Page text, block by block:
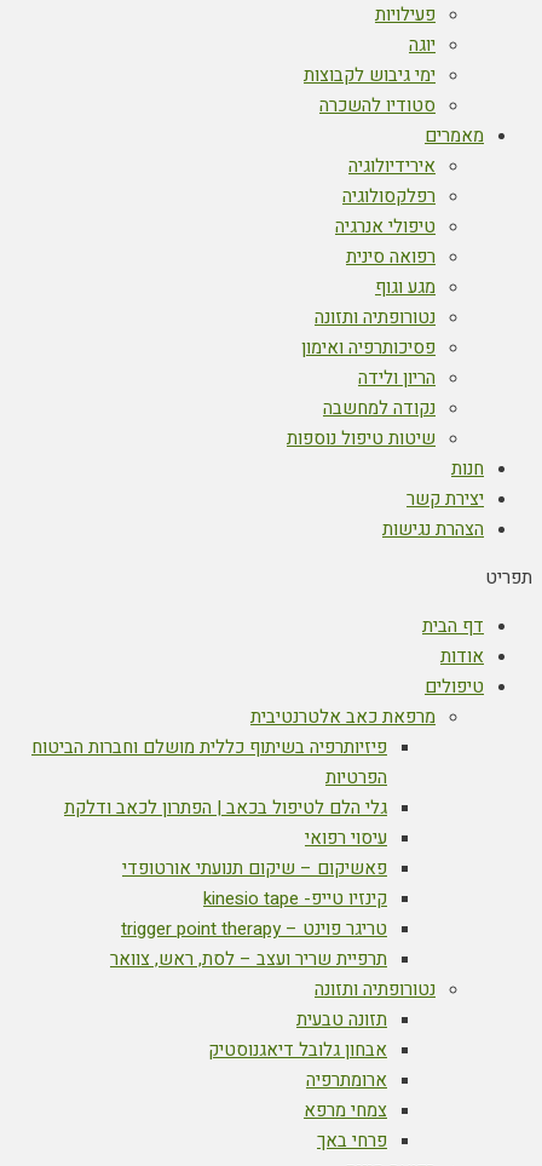
פעילויות
יוגה
ימי גיבוש לקבוצות
סטודיו להשכרה
מאמרים
אירידיולוגיה
רפלקסולוגיה
טיפולי אנרגיה
רפואה סינית
מגע וגוף
נטורופתיה ותזונה
פסיכותרפיה ואימון
הריון ולידה
נקודה למחשבה
שיטות טיפול נוספות
חנות
יצירת קשר
הצהרת נגישות
תפריט
דף הבית
אודות
טיפולים
מרפאת כאב אלטרנטיבית
פיזיותרפיה בשיתוף כללית מושלם וחברות הביטוח
הפרטיות
גלי הלם לטיפול בכאב | הפתרון לכאב ודלקת
עיסוי רפואי
פאשיקום – שיקום תנועתי אורטופדי
קינזיו טייפ- kinesio tape
טריגר פוינט – trigger point therapy
תרפיית שריר ועצב – לסת, ראש, צוואר
נטורופתיה ותזונה
תזונה טבעית
אבחון גלובל דיאגנוסטיק
ארומתרפיה
צמחי מרפא
פרחי באך